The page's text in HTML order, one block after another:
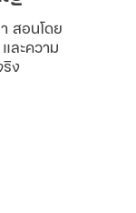
สอนโดย
ละความ
ริง